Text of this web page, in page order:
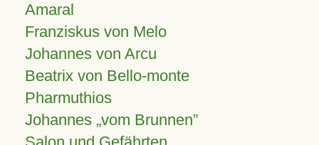
Amaral
Franziskus von Melo
Johannes von Arcu
Beatrix von Bello-monte
Pharmuthios
Johannes vom Brunnen